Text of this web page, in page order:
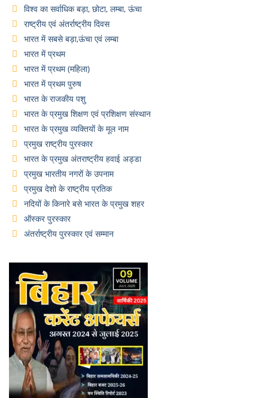
विश्व का सर्वाधिक बड़ा, छोटा, लम्बा, ऊंचा
राष्ट्रीय एवं अंतर्राष्ट्रीय दिवस
भारत में सबसे बड़ा,ऊंचा एवं लम्बा
भारत में प्रथम
भारत में प्रथम (महिला)
भारत में प्रथम पुरुष
भारत के राजकीय पशु
भारत के प्रमुख शिक्षण एवं प्रशिक्षण संस्थान
भारत के प्रमुख व्यक्तियों के मूल नाम
प्रमुख राष्ट्रीय पुरस्कार
भारत के प्रमुख अंतराष्ट्रीय हवाई अड्डा
प्रमुख भारतीय नगरों के उपनाम
प्रमुख देशो के राष्ट्रीय प्रतिक
नदियों के किनारे बसे भारत के प्रमुख शहर
ऑस्कर पुरस्कार
अंतर्राष्ट्रीय पुरस्कार एवं सम्मान